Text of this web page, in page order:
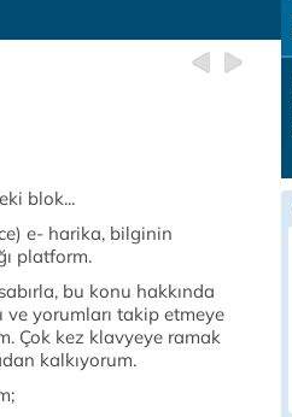
blok...
e- harika, bilginin
platform.
bu konu hakkında
ve yorumları takip etmeye
Çok kez klavyeye ramak
kalkıyorum.